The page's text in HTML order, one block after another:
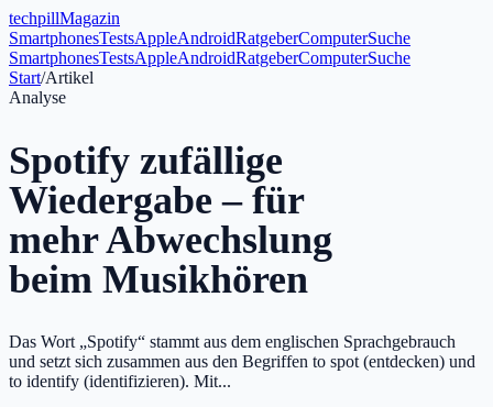
techpillMagazin
SmartphonesTestsAppleAndroidRatgeberComputerSuche
SmartphonesTestsAppleAndroidRatgeberComputerSuche
Start/Artikel
Analyse
Spotify zufällige
Wiedergabe – für
mehr Abwechslung
beim Musikhören
Das Wort „Spotify“ stammt aus dem englischen Sprachgebrauch
und setzt sich zusammen aus den Begriffen to spot (entdecken) und
to identify (identifizieren). Mit...